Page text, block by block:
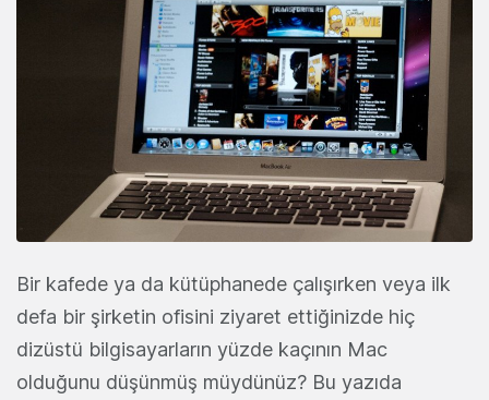
Bir kafede ya da kütüphanede çalışırken veya ilk
defa bir şirketin ofisini ziyaret ettiğinizde hiç
dizüstü bilgisayarların yüzde kaçının Mac
olduğunu düşünmüş müydünüz? Bu yazıda